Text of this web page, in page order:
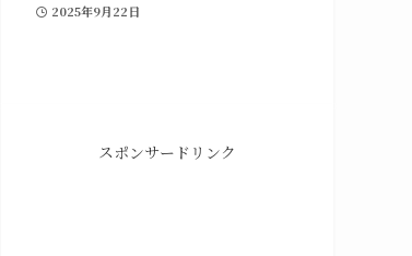
2025年9月22日
スポンサードリンク